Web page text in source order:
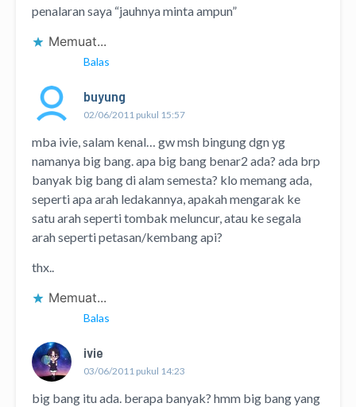
penalaran saya “jauhnya minta ampun”
Memuat...
Balas
buyung
02/06/2011 pukul 15:57
mba ivie, salam kenal… gw msh bingung dgn yg
namanya big bang. apa big bang benar2 ada? ada brp
banyak big bang di alam semesta? klo memang ada,
seperti apa arah ledakannya, apakah mengarak ke
satu arah seperti tombak meluncur, atau ke segala
arah seperti petasan/kembang api?
thx..
Memuat...
Balas
ivie
03/06/2011 pukul 14:23
big bang itu ada. berapa banyak? hmm big bang yang